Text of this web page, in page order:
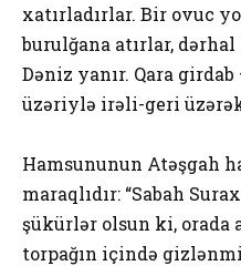
xatırladırlar. Bir ovuc
burulğana atırlar,
Dəniz yanır. Qara
üzəriylə irəli-geri
Hamsununun Atəşgah
maraqlıdır: “Sabah
şükürlər olsun ki, orada
torpağın içində